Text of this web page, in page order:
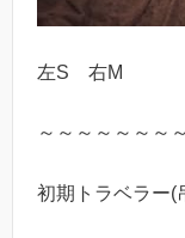
左S 右M
～～～～～～～
初期トラベラー(